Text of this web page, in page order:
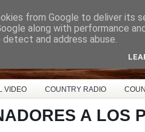
VIDEO COUNTRY RADIO
A LOS
from Google to deliver its
along with performance
and address abuse.